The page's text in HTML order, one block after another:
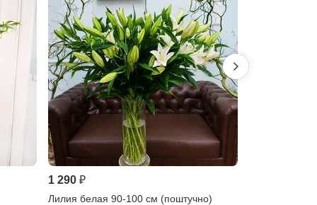
1 290 ₽
Лилия белая 90-100 см (поштучно)